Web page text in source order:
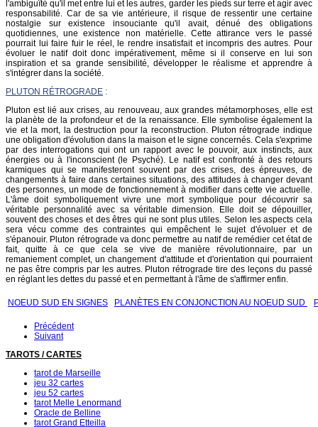
l'ambiguïté qu'il met entre lui et les autres, garder les pieds sur terre et agir avec
responsabilité. Car de sa vie antérieure, il risque de ressentir une certaine
nostalgie sur existence insouciante qu'il avait, dénué des obligations
quotidiennes, une existence non matérielle. Cette attirance vers le passé
pourrait lui faire fuir le réel, le rendre insatisfait et incompris des autres. Pour
évoluer le natif doit donc impérativement, même si il conserve en lui son
inspiration et sa grande sensibilité, développer le réalisme et apprendre à
s'intégrer dans la société.
PLUTON RÉTROGRADE :
Pluton est lié aux crises, au renouveau, aux grandes métamorphoses, elle est
la planète de la profondeur et de la renaissance. Elle symbolise également la
vie et la mort, la destruction pour la reconstruction. Pluton rétrograde indique
une obligation d'évolution dans la maison et le signe concernés. Cela s'exprime
par des interrogations qui ont un rapport avec le pouvoir, aux instincts, aux
énergies ou à l'inconscient (le Psyché). Le natif est confronté à des retours
karmiques qui se manifesteront souvent par des crises, des épreuves, de
changements à faire dans certaines situations, des attitudes à changer devant
des personnes, un mode de fonctionnement à modifier dans cette vie actuelle.
L'âme doit symboliquement vivre une mort symbolique pour découvrir sa
véritable personnalité avec sa véritable dimension. Elle doit se dépouiller,
souvent des choses et des êtres qui ne sont plus utiles. Selon les aspects cela
sera vécu comme des contraintes qui empêchent le sujet d'évoluer et de
s'épanouir. Pluton rétrograde va donc permettre au natif de remédier cet état de
fait, quitte à ce que cela se vive de manière révolutionnaire, par un
remaniement complet, un changement d'attitude et d'orientation qui pourraient
ne pas être compris par les autres. Pluton rétrograde tire des leçons du passé
en réglant les dettes du passé et en permettant à l'âme de s'affirmer enfin.
NOEUD SUD EN SIGNES PLANÈTES EN CONJONCTION AU NOEUD SUD
Précédent
Suivant
TAROTS / CARTES
tarot de Marseille
jeu 32 cartes
jeu 52 cartes
tarot Melle Lenormand
Oracle de Belline
tarot Grand Etteilla